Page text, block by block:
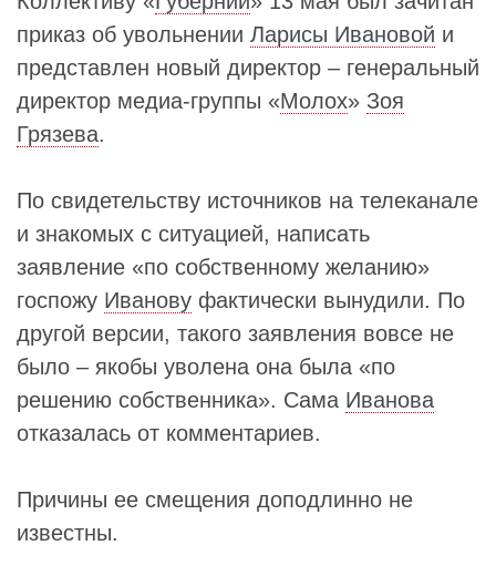
приказ об увольнении Ларисы Ивановой и
представлен новый директор – генеральный
директор медиа-группы «Молох» Зоя
Грязева.
По свидетельству источников на телеканале
и знакомых с ситуацией, написать
заявление «по собственному желанию»
госпожу Иванову фактически вынудили. По
другой версии, такого заявления вовсе не
было – якобы уволена она была «по
решению собственника». Сама Иванова
отказалась от комментариев.
Причины ее смещения доподлинно не
известны.